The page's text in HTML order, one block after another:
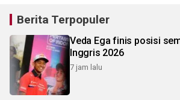
Berita Terpopuler
Veda Ega finis posisi
Inggris 2026
7 jam lalu